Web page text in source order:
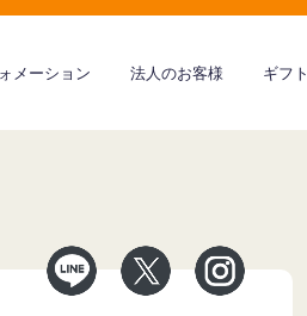
メーション 法人のお客様 ギフト